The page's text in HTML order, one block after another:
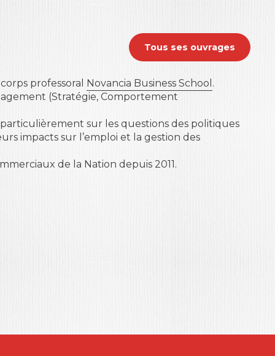
Tous ses ouvrages
professoral Novancia Business School .
(Stratégie, Comportement
sur les questions des politiques
impacts sur l’emploi et la gestion des
de la Nation depuis 2011.